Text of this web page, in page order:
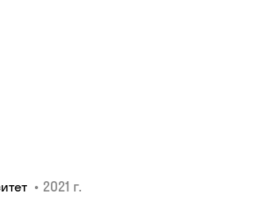
• 2021 г.